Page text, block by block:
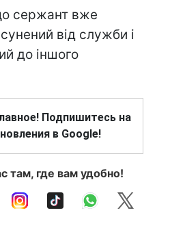
сержант вже
від служби і
до іншого
Подпишитесь на
в Google!
там, где вам удобно!